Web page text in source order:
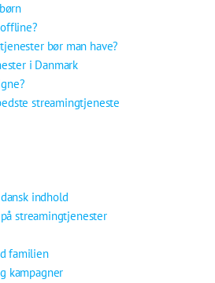
bør man have?
i Danmark
streamingtjeneste
indhold
streamingtjenester
familien
kampagner